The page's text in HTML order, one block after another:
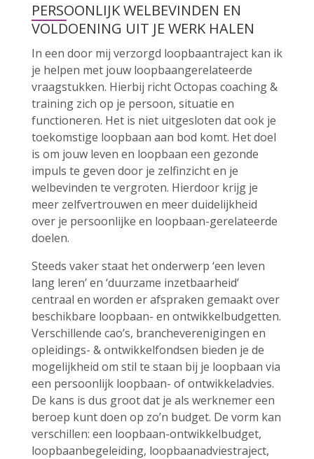
PERSOONLIJK WELBEVINDEN EN
VOLDOENING UIT JE WERK HALEN
In een door mij verzorgd loopbaantraject kan ik
je helpen met jouw loopbaangerelateerde
vraagstukken. Hierbij richt Octopas coaching &
training zich op je persoon, situatie en
functioneren. Het is niet uitgesloten dat ook je
toekomstige loopbaan aan bod komt. Het doel
is om jouw leven en loopbaan een gezonde
impuls te geven door je zelfinzicht en je
welbevinden te vergroten. Hierdoor krijg je
meer zelfvertrouwen en meer duidelijkheid
over je persoonlijke en loopbaan-gerelateerde
doelen.
Steeds vaker staat het onderwerp ‘een leven
lang leren’ en ‘duurzame inzetbaarheid’
centraal en worden er afspraken gemaakt over
beschikbare loopbaan- en ontwikkelbudgetten.
Verschillende cao’s, brancheverenigingen en
opleidings- & ontwikkelfondsen bieden je de
mogelijkheid om stil te staan bij je loopbaan via
een persoonlijk loopbaan- of ontwikkeladvies.
De kans is dus groot dat je als werknemer een
beroep kunt doen op zo’n budget. De vorm kan
verschillen: een loopbaan-ontwikkelbudget,
loopbaanbegeleiding, loopbaanadviestraject,